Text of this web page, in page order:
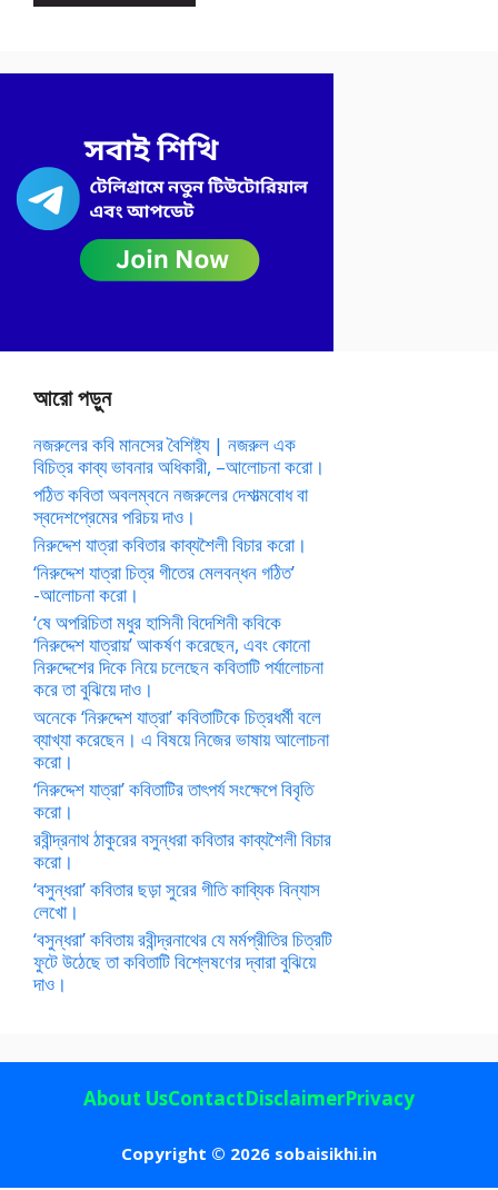
আরো পড়ুন
নজরুলের কবি মানসের বৈশিষ্ট্য | নজরুল এক
বিচিত্র কাব্য ভাবনার অধিকারী, –আলোচনা করো।
পঠিত কবিতা অবলম্বনে নজরুলের দেশাত্মবোধ বা
স্বদেশপ্রেমের পরিচয় দাও।
নিরুদ্দেশ যাত্রা কবিতার কাব্যশৈলী বিচার করো।
‘নিরুদ্দেশ যাত্রা চিত্র গীতের মেলবন্ধন গঠিত’
-আলোচনা করো।
‘ষে অপরিচিতা মধুর হাসিনী বিদেশিনী কবিকে
‘নিরুদ্দেশ যাত্রায়’ আকর্ষণ করেছেন, এবং কোনো
নিরুদ্দেশের দিকে নিয়ে চলেছেন কবিতাটি পর্যালোচনা
করে তা বুঝিয়ে দাও।
অনেকে ‘নিরুদ্দেশ যাত্রা’ কবিতাটিকে চিত্রধর্মী বলে
ব্যাখ্যা করেছেন। এ বিষয়ে নিজের ভাষায় আলোচনা
করো।
‘নিরুদ্দেশ যাত্রা’ কবিতাটির তাৎপর্য সংক্ষেপে বিবৃতি
করো।
রবীন্দ্রনাথ ঠাকুরের বসুন্ধরা কবিতার কাব্যশৈলী বিচার
করো।
‘বসুন্ধরা’ কবিতার ছড়া সুরের গীতি কাব্যিক বিন্যাস
লেখো।
‘বসুন্ধরা’ কবিতায় রবীন্দ্রনাথের যে মর্মপ্রীতির চিত্রটি
ফুটে উঠেছে তা কবিতাটি বিশ্লেষণের দ্বারা বুঝিয়ে
দাও।
Copyright © 2026 sobaisikhi.in
About UsContactDisclaimerPrivacy